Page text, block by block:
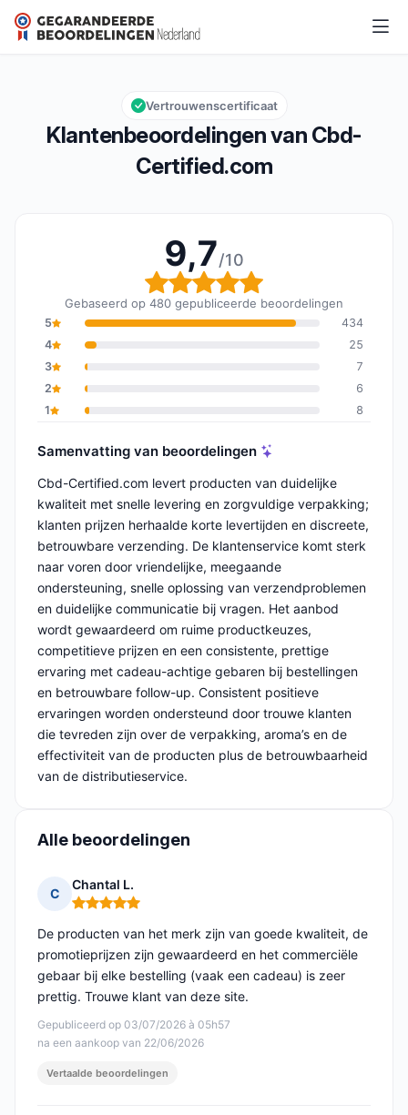
Cbd-Certified.com
Algemene beoordeling: 9,7 van 10
9,7/10
Klantenbeoordelingen van Cbd-
Certified.com
Vertrouwenscertificaat
9,7/10
Algemene beoordeling:
Gebaseerd op 480 gepubliceerde beoordelingen
5
434
4
25
3
7
2
6
1
8
Samenvatting van beoordelingen
Cbd-Certified.com levert producten van duidelijke
kwaliteit met snelle levering en zorgvuldige verpakking;
klanten prijzen herhaalde korte levertijden en discreete,
betrouwbare verzending. De klantenservice komt sterk
naar voren door vriendelijke, meegaande
ondersteuning, snelle oplossing van verzendproblemen
en duidelijke communicatie bij vragen. Het aanbod
wordt gewaardeerd om ruime productkeuzes,
competitieve prijzen en een consistente, prettige
ervaring met cadeau-achtige gebaren bij bestellingen
en betrouwbare follow-up. Consistent positieve
ervaringen worden ondersteund door trouwe klanten
die tevreden zijn over de verpakking, aroma’s en de
effectiviteit van de producten plus de betrouwbaarheid
van de distributieservice.
Alle beoordelingen
C
Chantal L.
Opmerking: 5 van 5
Gepubliceerd op 03/07/2026 à 05h57
na een aankoop van 22/06/2026
De producten van het merk zijn van goede kwaliteit, de
promotieprijzen zijn gewaardeerd en het commerciële
gebaar bij elke bestelling (vaak een cadeau) is zeer
prettig. Trouwe klant van deze site.
Vertaalde beoordelingen